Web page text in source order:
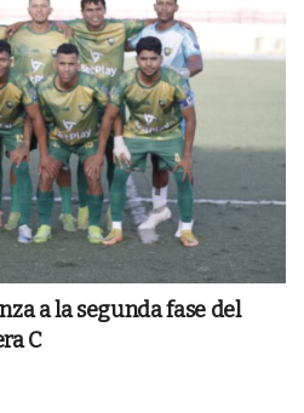
a la segunda fase del
C